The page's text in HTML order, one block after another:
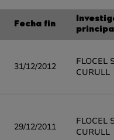
Fecha fin
31/12/2012
FLOCEL
CURULL
29/12/2011
FLOCEL
CURULL